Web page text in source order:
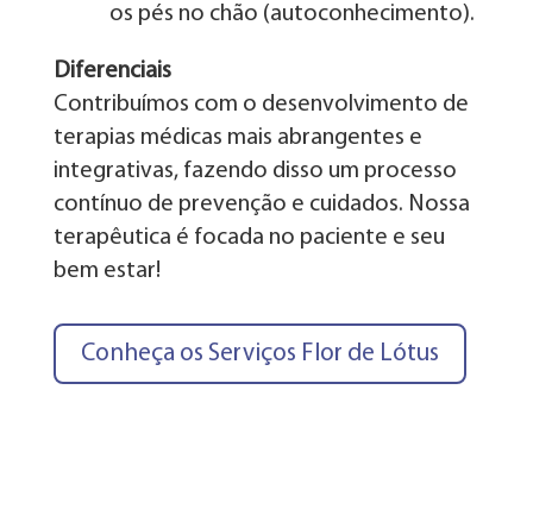
os pés no chão (autoconhecimento).
Diferenciais
Contribuímos com o desenvolvimento de
terapias médicas mais abrangentes e
integrativas, fazendo disso um processo
contínuo de prevenção e cuidados. Nossa
terapêutica é focada no paciente e seu
bem estar!
Conheça os Serviços Flor de Lótus